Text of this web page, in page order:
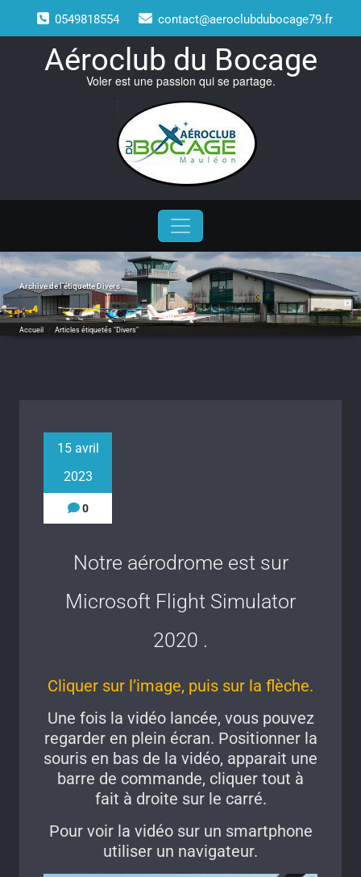
content
0549818554 contact@aeroclubdubocage79.fr
Aéroclub du Bocage
Voler est une passion qui se partage.
Archive de l’étiquetteDivers
Accueil Articles étiquetés "Divers"
15 avril
2023
0
Notre aérodrome est sur
Microsoft Flight Simulator
2020 .
Cliquer sur l’image, puis sur la flèche.
Une fois la vidéo lancée, vous pouvez
regarder en plein écran. Positionner la
souris en bas de la vidéo, apparait une
barre de commande, cliquer tout à
fait à droite sur le carré.
Pour voir la vidéo sur un smartphone
utiliser un navigateur.